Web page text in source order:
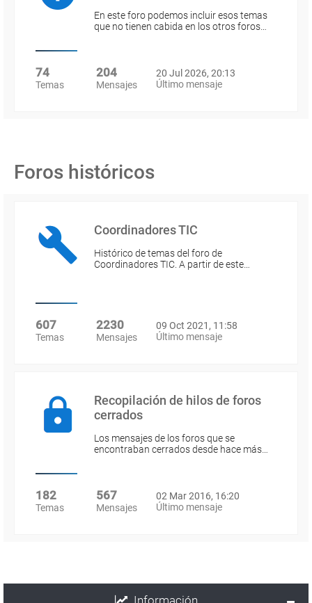
En este foro podemos incluir esos temas
que no tienen cabida en los otros foros…
74
Temas
204
Mensajes
20 Jul 2026, 20:13
Último mensaje
Foros históricos
Coordinadores TIC
Histórico de temas del foro de
Coordinadores TIC. A partir de este…
607
Temas
2230
Mensajes
09 Oct 2021, 11:58
Último mensaje
Recopilación de hilos de foros
cerrados
Los mensajes de los foros que se
encontraban cerrados desde hace más…
182
Temas
567
Mensajes
02 Mar 2016, 16:20
Último mensaje
Información